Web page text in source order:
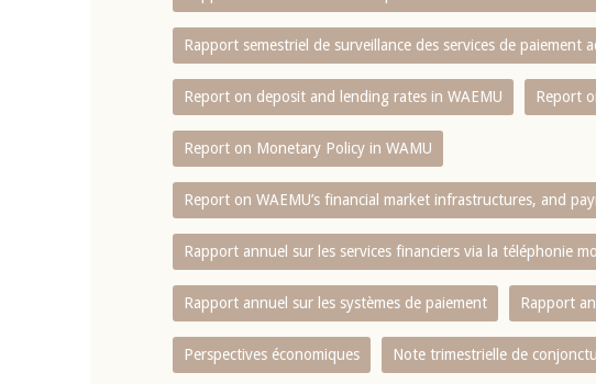
Rapport semestriel de surveillance des services de paiement
Report on deposit and lending rates in WAEMU Report
Report on Monetary Policy in WAMU
Report on WAEMU’s financial market infrastructures, and
Rapport annuel sur les services financiers via la téléphonie
Rapport annuel sur les systèmes de paiement Rapport
Perspectives économiques Note trimestrielle de
d'ouverture du Comité de
Monétaire de la BCEAO du 4
2026, prononcée par son Président
Jean-Claude Kassi BROU
22 juillet 2026
Mot introductif du Gouverneur
Claude Kassi BROU lors de la
de présentation du rapport
de la BCEAO